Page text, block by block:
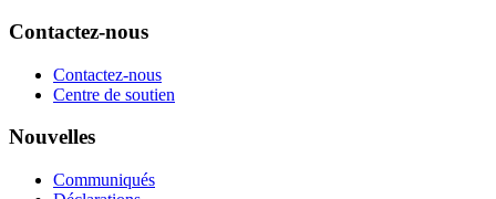
Contactez-nous
Contactez-nous
Centre de soutien
Nouvelles
Communiqués